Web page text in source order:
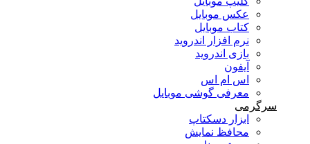
عکس موبایل
کتاب موبایل
نرم افزار اندروید
بازی اندروید
آیفون
اس ام اس
معرفی گوشی موبایل
سرگرمی
ابزار دسکتاپ
محافظ نمایش